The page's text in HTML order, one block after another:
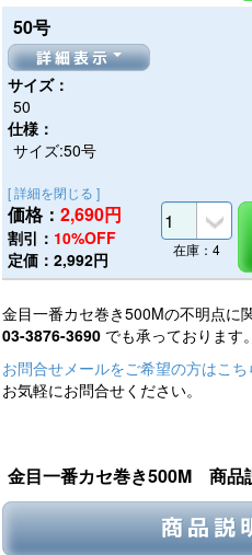
50号
詳細表示
サイズ：
50
仕様：
サイズ:50号
[ 詳細を閉じる ]
価格： 2,690円
割引： 10%OFF
定価：2,992円
在庫：4
金目一番カセ巻き500Mの不明点に
03-3876-3690 でも承っております。
お問合せメールをご希望の方はこち
お気軽にお問合せください。
金目一番カセ巻き500M 商品
商品説